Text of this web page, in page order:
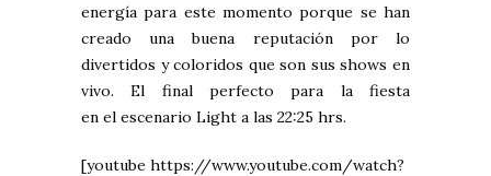
energía para este momento porque se han
creado una buena reputación por lo
divertidos y coloridos que son sus shows en
vivo. El final perfecto para la fiesta
en el escenario Light a las 22:25 hrs.
[youtube https://www.youtube.com/watch?